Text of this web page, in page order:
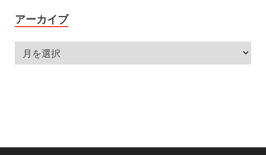
アーカイブ